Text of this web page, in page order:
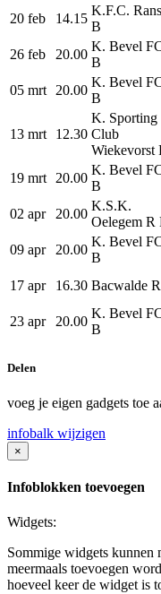
20 feb 14.15
K.F.C.
B
26 feb 20.00
K. Bevel
B
05 mrt 20.00
K. Bevel
B
13 mrt 12.30
K. Sporting
Club
Wiekevorst
19 mrt 20.00
K. Bevel
B
02 apr 20.00
K.S.K.
Oelegem R
09 apr 20.00
K. Bevel
B
17 apr 16.30 Bacwalde R
23 apr 20.00
K. Bevel
B
Delen
voeg je eigen gadgets toe
infobalk wijzigen
×
Infoblokken toevoegen
Widgets:
Sommige widgets kunnen
meermaals toevoegen
hoeveel keer de widget is